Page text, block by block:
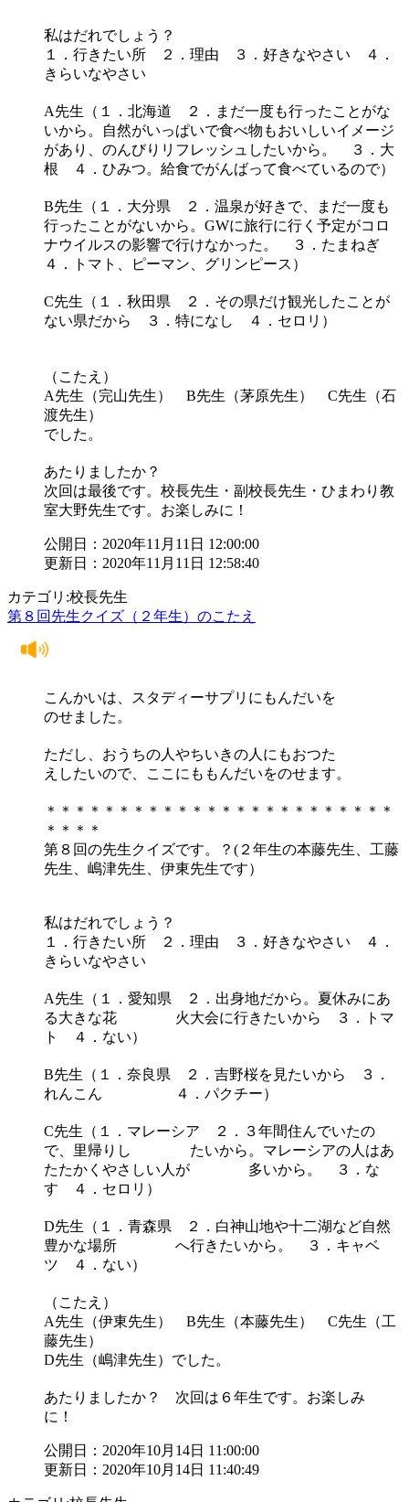
私はだれでしょう？
１．行きたい所 ２．理由 ３．好きなやさい ４．
きらいなやさい
A先生（１．北海道 ２．まだ一度も行ったことがな
いから。自然がいっぱいで食べ物もおいしいイメージ
があり、のんびりリフレッシュしたいから。 ３．大
根 ４．ひみつ。給食でがんばって食べているので）
B先生（１．大分県 ２．温泉が好きで、まだ一度も
行ったことがないから。GWに旅行に行く予定がコロ
ナウイルスの影響で行けなかった。 ３．たまねぎ
４．トマト、ピーマン、グリンピース）
C先生（１．秋田県 ２．その県だけ観光したことが
ない県だから ３．特になし ４．セロリ）
（こたえ）
A先生（完山先生） B先生（茅原先生） C先生（石
渡先生）
でした。
あたりましたか？
次回は最後です。校長先生・副校長先生・ひまわり教
室大野先生です。お楽しみに！
公開日：2020年11月11日 12:00:00
更新日：2020年11月11日 12:58:40
カテゴリ:校長先生
第８回先生クイズ（２年生）のこたえ
こんかいは、スタディーサプリにもんだいを
のせました。
ただし、おうちの人やちいきの人にもおつた
えしたいので、ここにももんだいをのせます。
＊＊＊＊＊＊＊＊＊＊＊＊＊＊＊＊＊＊＊＊＊＊＊＊
＊＊＊＊
第８回の先生クイズです。？(２年生の本藤先生、工藤
先生、嶋津先生、伊東先生です）
私はだれでしょう？
１．行きたい所 ２．理由 ３．好きなやさい ４．
きらいなやさい
A先生（１．愛知県 ２．出身地だから。夏休みにあ
る大きな花 火大会に行きたいから ３．トマ
ト ４．ない）
B先生（１．奈良県 ２．吉野桜を見たいから ３．
れんこん ４．パクチー）
C先生（１．マレーシア ２．３年間住んでいたの
で、里帰りし たいから。マレーシアの人はあ
たたかくやさしい人が 多いから。 ３．な
す ４．セロリ）
D先生（１．青森県 ２．白神山地や十二湖など自然
豊かな場所 へ行きたいから。 ３．キャベ
ツ ４．ない）
（こたえ）
A先生（伊東先生） B先生（本藤先生） C先生（工
藤先生）
D先生（嶋津先生）でした。
あたりましたか？ 次回は６年生です。お楽しみ
に！
公開日：2020年10月14日 11:00:00
更新日：2020年10月14日 11:40:49